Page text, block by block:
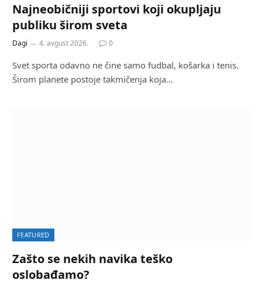
Najneobičniji sportovi koji okupljaju
publiku širom sveta
Dagi 4. avgust 2026. 0
Svet sporta odavno ne čine samo fudbal, košarka i tenis.
Širom planete postoje takmičenja koja…
FEATURED
Zašto se nekih navika teško
oslobađamo?